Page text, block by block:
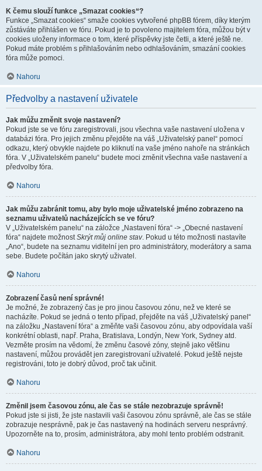
K čemu slouží funkce „Smazat cookies“?
Funkce „Smazat cookies“ smaže cookies vytvořené phpBB fórem, díky kterým
zůstáváte přihlášen ve fóru. Pokud je to povoleno majitelem fóra, můžou být v
cookies uloženy informace o tom, které příspěvky jste četli, a které ještě ne.
Pokud máte problém s přihlašováním nebo odhlašováním, smazání cookies
fóra může pomoci.
Nahoru
Předvolby a nastavení uživatele
Jak můžu změnit svoje nastavení?
Pokud jste se ve fóru zaregistrovali, jsou všechna vaše nastavení uložena v
databázi fóra. Pro jejich změnu přejděte na váš „Uživatelský panel“ pomocí
odkazu, který obvykle najdete po kliknutí na vaše jméno nahoře na stránkách
fóra. V „Uživatelském panelu“ budete moci změnit všechna vaše nastavení a
předvolby fóra.
Nahoru
Jak můžu zabránit tomu, aby bylo moje uživatelské jméno zobrazeno na
seznamu uživatelů nacházejících se ve fóru?
V „Uživatelském panelu“ na záložce „Nastavení fóra“ -> „Obecné nastavení
fóra“ najdete možnostSkrýt můj online stav. Pokud u této možnosti nastavíte
„Ano“, budete na seznamu viditelní jen pro administrátory, moderátory a sama
sebe. Budete počítán jako skrytý uživatel.
Nahoru
Zobrazení časů není správné!
Je možné, že zobrazený čas je pro jinou časovou zónu, než ve které se
nacházíte. Pokud se jedná o tento případ, přejděte na váš „Uživatelský panel“
na záložku „Nastavení fóra“ a změňte vaši časovou zónu, aby odpovídala vaší
konkrétní oblasti, např. Praha, Bratislava, Londýn, New York, Sydney atd.
Vezměte prosím na vědomí, že změnu časové zóny, stejně jako většinu
nastavení, můžou provádět jen zaregistrovaní uživatelé. Pokud ještě nejste
registrováni, toto je dobrý důvod, proč tak učinit.
Nahoru
Změnil jsem časovou zónu, ale čas se stále nezobrazuje správně!
Pokud jste si jisti, že jste nastavili vaši časovou zónu správně, ale čas se stále
zobrazuje nesprávně, pak je čas nastavený na hodinách serveru nesprávný.
Upozorněte na to, prosím, administrátora, aby mohl tento problém odstranit.
Nahoru